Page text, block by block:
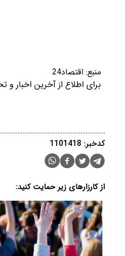
منبع: اقتصاد24
برای اطلاع از آخرین اخبار و
کدخبر: 1101418
از کارزارهای زیر حمایت کنید: